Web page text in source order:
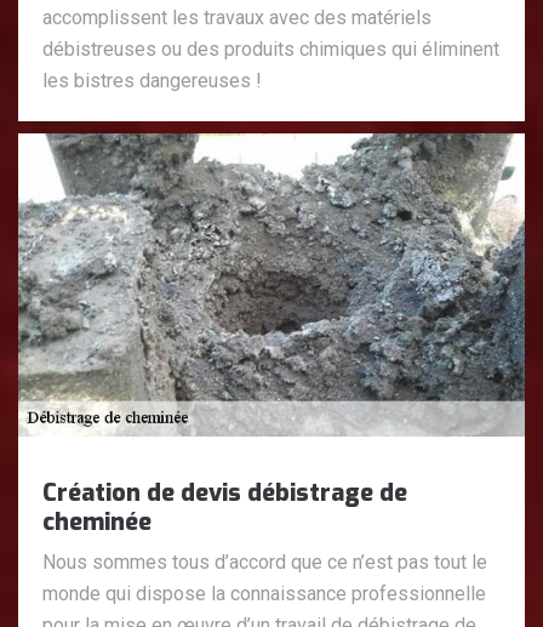
accomplissent les travaux avec des matériels
débistreuses ou des produits chimiques qui éliminent
les bistres dangereuses !
Création de devis débistrage de
cheminée
Nous sommes tous d’accord que ce n’est pas tout le
monde qui dispose la connaissance professionnelle